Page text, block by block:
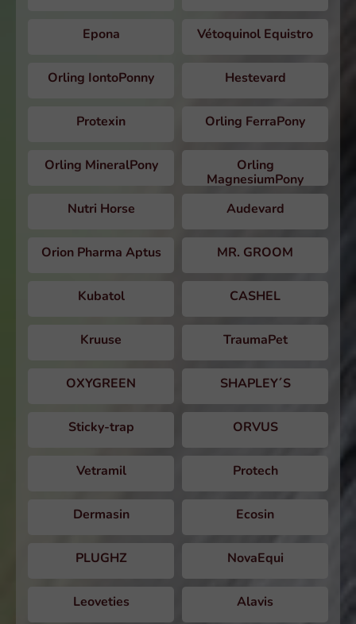
Epona Vétoquinol Equistro
Orling IontoPonny Hestevard
Protexin Orling FerraPony
Orling MineralPony
Orling
MagnesiumPony
Nutri Horse
Audevard
Orion Pharma Aptus MR. GROOM
Kubatol CASHEL
Kruuse TraumaPet
OXYGREEN SHAPLEY´S
Sticky-trap ORVUS
Vetramil Protech
Dermasin Ecosin
PLUGHZ NovaEqui
Leoveties Alavis